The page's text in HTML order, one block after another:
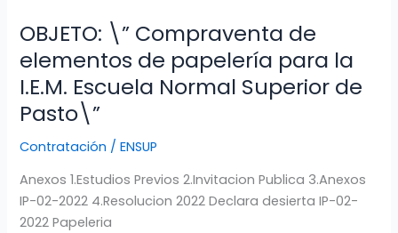
OBJETO: \” Compraventa de
elementos de papelería para la
I.E.M. Escuela Normal Superior de
Pasto\”
Contratación /ENSUP
Anexos 1.Estudios Previos 2.Invitacion Publica 3.Anexos
IP-02-2022 4.Resolucion 2022 Declara desierta IP-02-
2022 Papeleria
OBJETO:
Compraventa
de
elementos
para
la
I.E.M.